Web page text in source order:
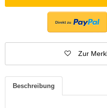
Zur
Beschreibung